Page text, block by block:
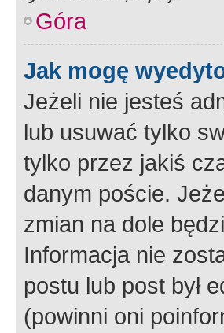
Góra
Jak mogę
Jeżeli nie jesteś
lub usuwać tylko
tylko przez jakiś
danym poście.
zmian na dole
Informacja nie
postu lub post był
(powinni oni